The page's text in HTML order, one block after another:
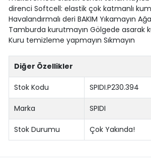
direnci Softcell: elastik çok katmanlı
Havalandırmalı deri BAKIM Yıkamayın
Tamburda kurutmayın Gölgede asarak
Kuru temizleme yapmayın Sıkmayın
Diğer Özellikler
Stok Kodu SPIDI.P230.394
Marka SPIDI
Stok Durumu Çok Yakında!